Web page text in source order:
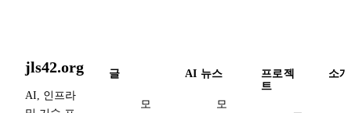
jls42.org
AI, 인프라
글
모
AI 뉴스
모
프로젝
트
소개